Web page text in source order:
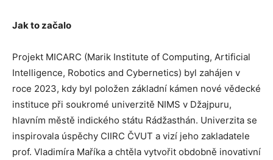
Jak to začalo
Projekt MICARC (Marik Institute of Computing, Artificial
Intelligence, Robotics and Cybernetics) byl zahájen v
roce 2023, kdy byl položen základní kámen nové vědecké
instituce při soukromé univerzitě NIMS v Džajpuru,
hlavním městě indického státu Rádžasthán. Univerzita se
inspirovala úspěchy CIIRC ČVUT a vizí jeho zakladatele
prof. Vladimíra Maříka a chtěla vytvořit obdobně inovativní